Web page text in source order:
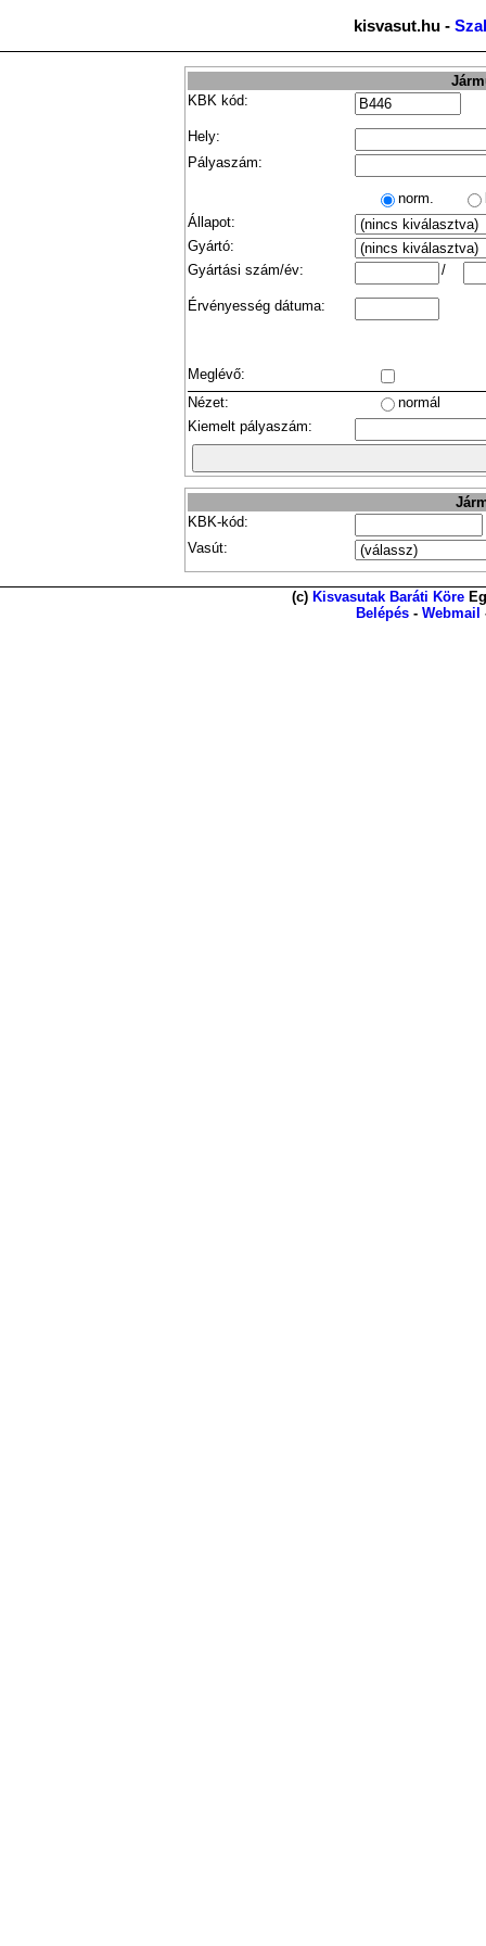
kisvasut.hu -
KBK kód:
Hely:
Pályaszám:
norm.
Állapot:
Gyártó:
Gyártási szám/év:
/
Érvényesség dátuma:
Meglévő:
Nézet:
normál
Kiemelt pályaszám:
KBK-kód:
Vasút:
(c) Kisvasutak Baráti Köre
Belépés - Webmail